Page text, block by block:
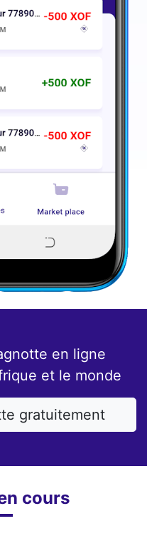
en ligne
et le monde
gratuitement
cours